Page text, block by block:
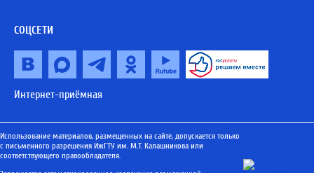
СОЦСЕТИ
Интернет-приёмная
Использование материалов, размещенных на сайте, допускается только
с письменного разрешения ИжГТУ им. М.Т. Калашникова или
соответствующего правообладателя.